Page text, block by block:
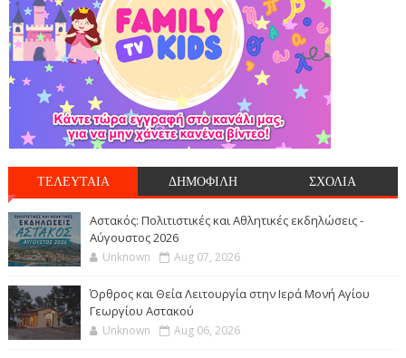
ΤΕΛΕΥΤΑΙΑ ΔΗΜΟΦΙΛΗ ΣΧΟΛΙΑ
Αστακός: Πολιτιστικές και Αθλητικές εκδηλώσεις -
Αύγουστος 2026
Unknown Aug 07, 2026
Όρθρος και Θεία Λειτουργία στην Ιερά Μονή Αγίου
Γεωργίου Αστακού
Unknown Aug 06, 2026